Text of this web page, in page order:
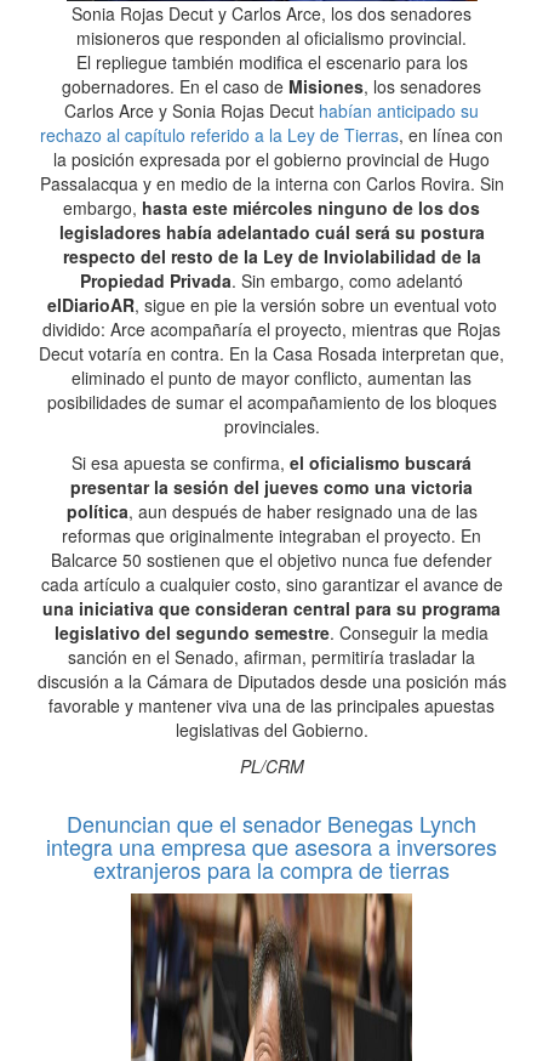
Sonia Rojas Decut y Carlos Arce, los dos senadores
misioneros que responden al oficialismo provincial.
El repliegue también modifica el escenario para los
gobernadores. En el caso de Misiones, los senadores
Carlos Arce y Sonia Rojas Decut habían anticipado su
rechazo al capítulo referido a la Ley de Tierras, en línea con
la posición expresada por el gobierno provincial de Hugo
Passalacqua y en medio de la interna con Carlos Rovira. Sin
embargo, hasta este miércoles ninguno de los dos
legisladores había adelantado cuál será su postura
respecto del resto de la Ley de Inviolabilidad de la
Propiedad Privada. Sin embargo, como adelantó
elDiarioAR, sigue en pie la versión sobre un eventual voto
dividido: Arce acompañaría el proyecto, mientras que Rojas
Decut votaría en contra. En la Casa Rosada interpretan que,
eliminado el punto de mayor conflicto, aumentan las
posibilidades de sumar el acompañamiento de los bloques
provinciales.
Si esa apuesta se confirma, el oficialismo buscará
presentar la sesión del jueves como una victoria
política, aun después de haber resignado una de las
reformas que originalmente integraban el proyecto. En
Balcarce 50 sostienen que el objetivo nunca fue defender
cada artículo a cualquier costo, sino garantizar el avance de
una iniciativa que consideran central para su programa
legislativo del segundo semestre. Conseguir la media
sanción en el Senado, afirman, permitiría trasladar la
discusión a la Cámara de Diputados desde una posición más
favorable y mantener viva una de las principales apuestas
legislativas del Gobierno.
PL/CRM
Denuncian que el senador Benegas Lynch
integra una empresa que asesora a inversores
extranjeros para la compra de tierras